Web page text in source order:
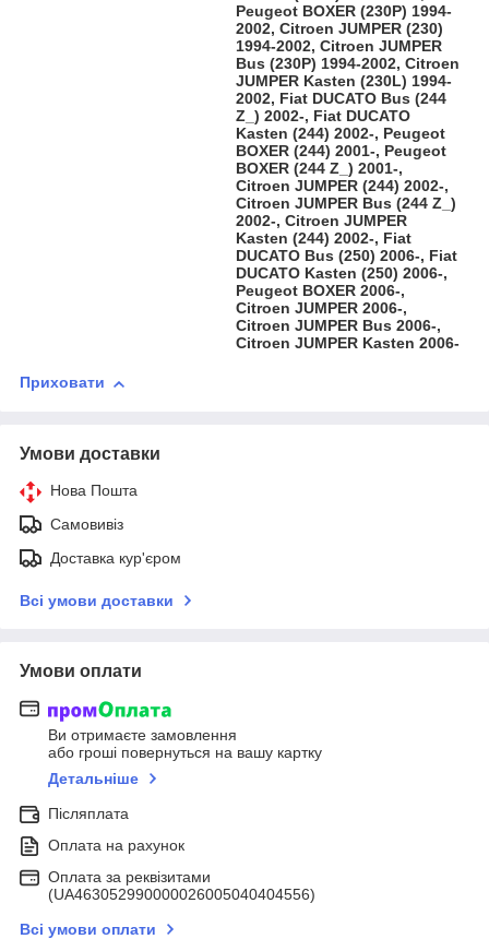
Peugeot BOXER (230P) 1994-
2002, Citroen JUMPER (230)
1994-2002, Citroen JUMPER
Bus (230P) 1994-2002, Citroen
JUMPER Kasten (230L) 1994-
2002, Fiat DUCATO Bus (244
Z_) 2002-, Fiat DUCATO
Kasten (244) 2002-, Peugeot
BOXER (244) 2001-, Peugeot
BOXER (244 Z_) 2001-,
Citroen JUMPER (244) 2002-,
Citroen JUMPER Bus (244 Z_)
2002-, Citroen JUMPER
Kasten (244) 2002-, Fiat
DUCATO Bus (250) 2006-, Fiat
DUCATO Kasten (250) 2006-,
Peugeot BOXER 2006-,
Citroen JUMPER 2006-,
Citroen JUMPER Bus 2006-,
Citroen JUMPER Kasten 2006-
Приховати
Умови доставки
Нова Пошта
Самовивіз
Доставка кур'єром
Всі умови доставки
Умови оплати
Ви отримаєте замовлення
або гроші повернуться на вашу картку
Детальніше
Післяплата
Оплата на рахунок
Оплата за реквізитами
(UA463052990000026005040404556)
Всі умови оплати